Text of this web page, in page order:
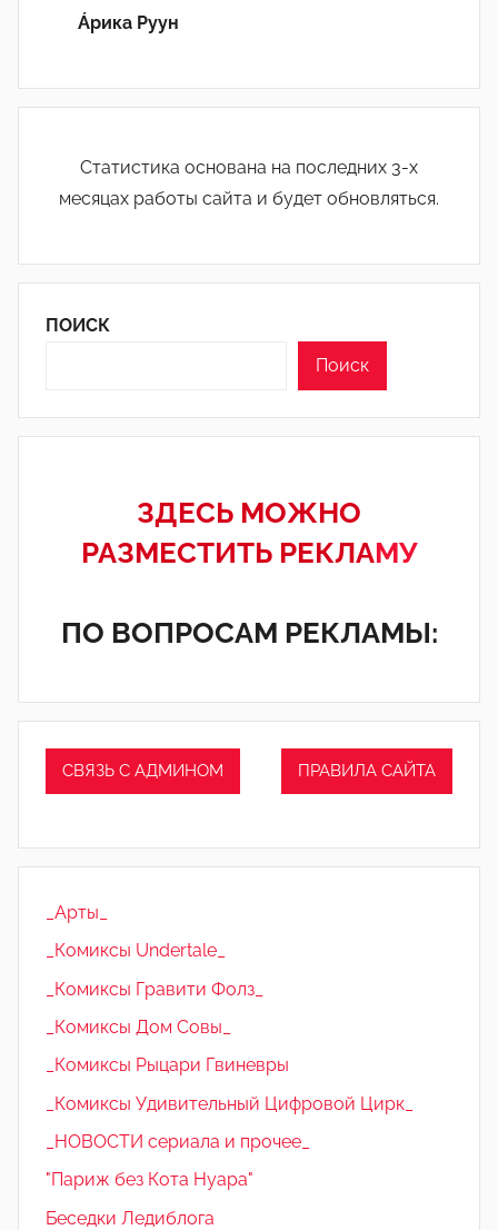
Áрика Руун
Статистика основана на последних 3-х
месяцах работы сайта и будет обновляться.
ПОИСК
Поиск
ЗДЕСЬ МОЖНО
РАЗМЕСТИТЬ РЕКЛАМУ
ПО ВОПРОСАМ РЕКЛАМЫ:
СВЯЗЬ С АДМИНОМ ПРАВИЛА САЙТА
_Арты_
_Комиксы Undertale_
_Комиксы Гравити Фолз_
_Комиксы Дом Совы_
_Комиксы Рыцари Гвиневры
_Комиксы Удивительный Цифровой Цирк_
_НОВОСТИ сериала и прочее_
"Париж без Кота Нуара"
Беседки Ледиблога